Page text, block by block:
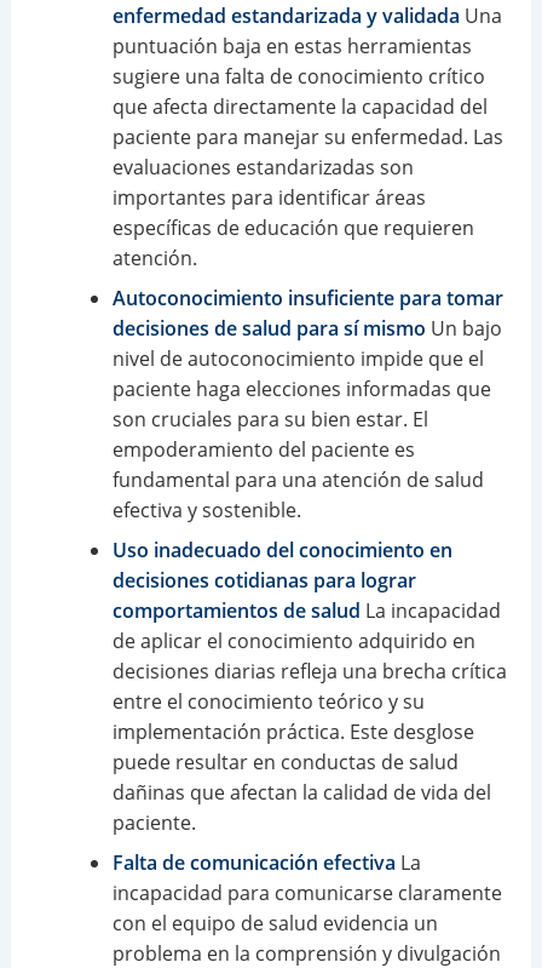
enfermedad estandarizada y validada Una
puntuación baja en estas herramientas
sugiere una falta de conocimiento crítico
que afecta directamente la capacidad del
paciente para manejar su enfermedad. Las
evaluaciones estandarizadas son
importantes para identificar áreas
específicas de educación que requieren
atención.
Autoconocimiento insuficiente para tomar
decisiones de salud para sí mismo Un bajo
nivel de autoconocimiento impide que el
paciente haga elecciones informadas que
son cruciales para su bien estar. El
empoderamiento del paciente es
fundamental para una atención de salud
efectiva y sostenible.
Uso inadecuado del conocimiento en
decisiones cotidianas para lograr
comportamientos de salud La incapacidad
de aplicar el conocimiento adquirido en
decisiones diarias refleja una brecha crítica
entre el conocimiento teórico y su
implementación práctica. Este desglose
puede resultar en conductas de salud
dañinas que afectan la calidad de vida del
paciente.
Falta de comunicación efectiva La
incapacidad para comunicarse claramente
con el equipo de salud evidencia un
problema en la comprensión y divulgación